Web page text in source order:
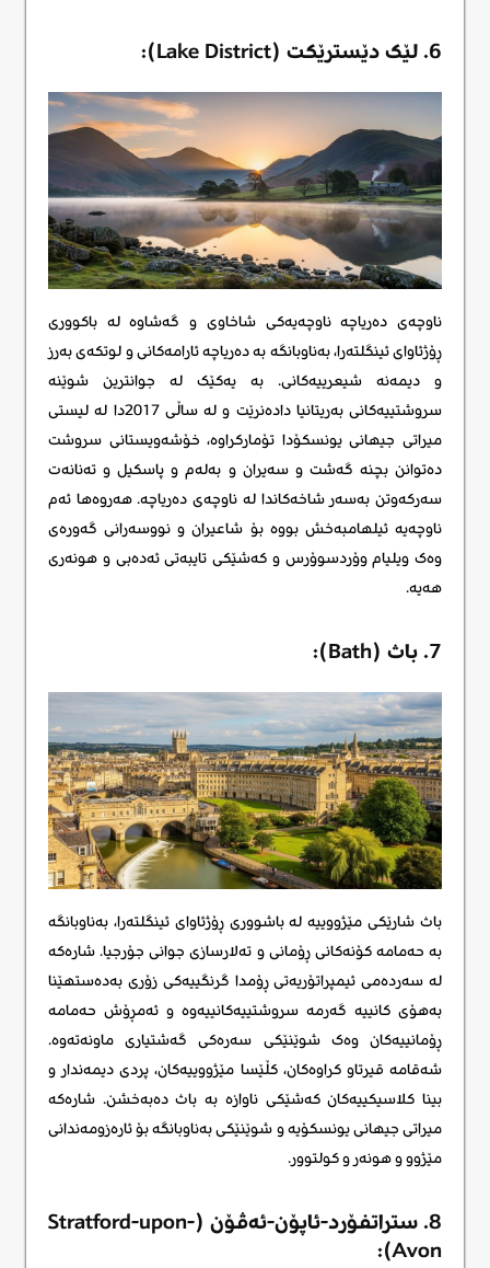
6. لێک دێسترێکت (Lake District):
ناوچەی دەریاچە ناوچەیەکی شاخاوی و گەشاوە لە باکووری
ڕۆژئاوای ئینگلتەرا، بەناوبانگە بە دەریاچە ئارامەکانی و لوتکەی بەرز
و دیمەنە شیعرییەکانی. بە یەکێک لە جوانترین شوێنە
سروشتییەکانی بەریتانیا دادەنرێت و لە ساڵی 2017دا لە لیستی
میراتی جیهانی یونسکۆدا تۆمارکراوە، خۆشەویستانی سروشت
دەتوانن بچنە گەشت و سەیران و بەلەم و پاسکیل و تەنانەت
سەرکەوتن بەسەر شاخەکاندا لە ناوچەی دەریاچە. هەروەها ئەم
ناوچەیە ئیلهامبەخش بووە بۆ شاعیران و نووسەرانی گەورەی
وەک ویلیام وۆردسوۆرس و کەشێکی تایبەتی ئەدەبی و هونەری
هەیە.
7. باث (Bath):
باث شارێکی مێژووییە لە باشووری ڕۆژئاوای ئینگلتەرا، بەناوبانگە
بە حەمامە کۆنەکانی ڕۆمانی و تەلارسازی جوانی جۆرجیا. شارەکە
لە سەردەمی ئیمپراتۆریەتی ڕۆمدا گرنگییەکی زۆری بەدەستهێنا
بەهۆی کانییە گەرمە سروشتییەکانییەوە و ئەمڕۆش حەمامە
ڕۆمانییەکان وەک شوێنێکی سەرەکی گەشتیاری ماونەتەوە.
شەقامە قیرتاو کراوەکان، کڵێسا مێژووییەکان، پردی دیمەندار و
بینا کلاسیکییەکان کەشێکی ناوازە بە باث دەبەخشن. شارەکە
میراتی جیهانی یونسکۆیە و شوێنێکی بەناوبانگە بۆ ئارەزومەندانی
مێژوو و هونەر و کولتوور.
8. ستراتفۆرد-ئاپۆن-ئەڤۆن (Stratford-upon-
Avon):